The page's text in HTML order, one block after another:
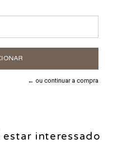
← ou continuar a compra
interessado